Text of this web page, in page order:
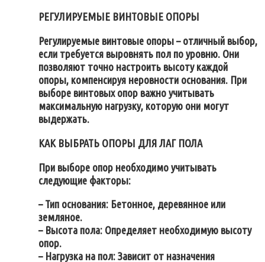
РЕГУЛИРУЕМЫЕ ВИНТОВЫЕ ОПОРЫ
Регулируемые винтовые опоры – отличный выбор,
если требуется выровнять пол по уровню. Они
позволяют точно настроить высоту каждой
опоры, компенсируя неровности основания. При
выборе винтовых опор важно учитывать
максимальную нагрузку, которую они могут
выдержать.
КАК ВЫБРАТЬ ОПОРЫ ДЛЯ ЛАГ ПОЛА
При выборе опор необходимо учитывать
следующие факторы:
– Тип основания: Бетонное, деревянное или
земляное.
– Высота пола: Определяет необходимую высоту
опор.
– Нагрузка на пол: Зависит от назначения